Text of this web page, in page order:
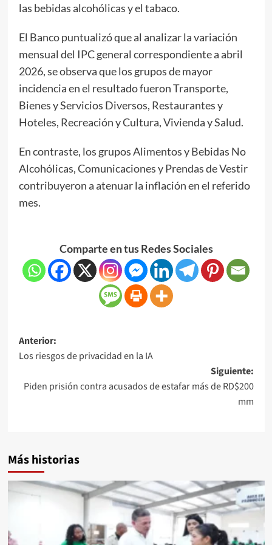
las bebidas alcohólicas y el tabaco.
El Banco puntualizó que al analizar la variación
mensual del IPC general correspondiente a abril
2026, se observa que los grupos de mayor
incidencia en el resultado fueron Transporte,
Bienes y Servicios Diversos, Restaurantes y
Hoteles, Recreación y Cultura, Vivienda y Salud.
En contraste, los grupos Alimentos y Bebidas No
Alcohólicas, Comunicaciones y Prendas de Vestir
contribuyeron a atenuar la inflación en el referido
mes.
Comparte en tus Redes Sociales
Anterior:
Los riesgos de privacidad en la IA
Siguiente:
Piden prisión contra acusados de estafar más de RD$200
mm
Más historias